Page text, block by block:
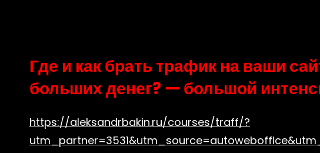
Где и как брать трафик на ваши
больших денег? — большой
https://aleksandrbakin.ru/courses/traff/?